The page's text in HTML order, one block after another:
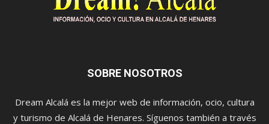
SOBRE NOSOTROS
Dream Alcalá es la mejor web de información, ocio, cultura
y turismo de Alcalá de Henares. Síguenos también a través